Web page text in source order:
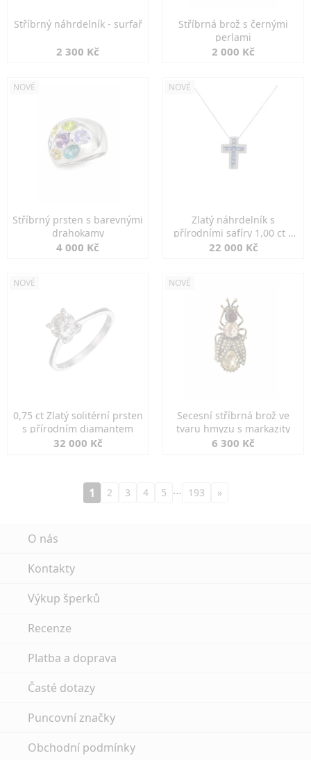
Stříbrný náhrdelník - surfař
2 300 Kč
Stříbrná brož s černými
perlami
2 000 Kč
NOVÉ
Stříbrný prsten s barevnými
drahokamy
4 000 Kč
NOVÉ
Zlatý náhrdelník s
přírodními safíry 1,00 ct a
diamanty
22 000 Kč
NOVÉ
0,75 ct Zlatý solitérní prsten
s přírodním diamantem
32 000 Kč
NOVÉ
Secesní stříbrná brož ve
tvaru hmyzu s markazity
6 300 Kč
1 2 3 4 5 … 193 »
O nás
Kontakty
Výkup šperků
Recenze
Platba a doprava
Časté dotazy
Puncovní značky
Obchodní podmínky